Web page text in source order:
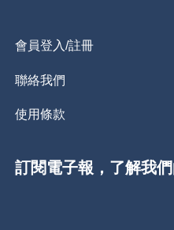
會員登入/註冊
聯絡我們
使用條款
訂閱電子報，了解我